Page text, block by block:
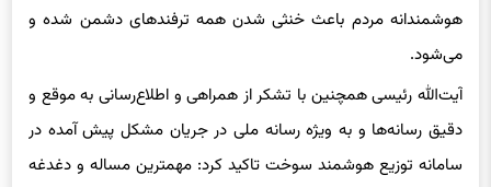
هوشمندانه مردم باعث خنثی شدن همه ترفندهای دشمن شده و
می‌شود.
آیت‌الله رئیسی همچنین با تشکر از همراهی و اطلاع‌رسانی به موقع و
دقیق رسانه‌ها و به ویژه رسانه ملی در جریان مشکل پیش آمده در
سامانه توزیع هوشمند سوخت تاکید کرد: مهمترین مساله و دغدغه